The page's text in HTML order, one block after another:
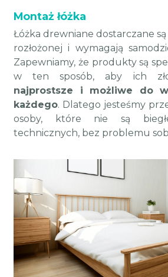
Montaż łóżka
Łóżka drewniane dostarczane
rozłożonej i wymagają
Zapewniamy, że produkty są
w ten sposób, aby ich
najprostsze i możliwe do
każdego. Dlatego jesteśmy
osoby, które nie są
technicznych, bez problemu